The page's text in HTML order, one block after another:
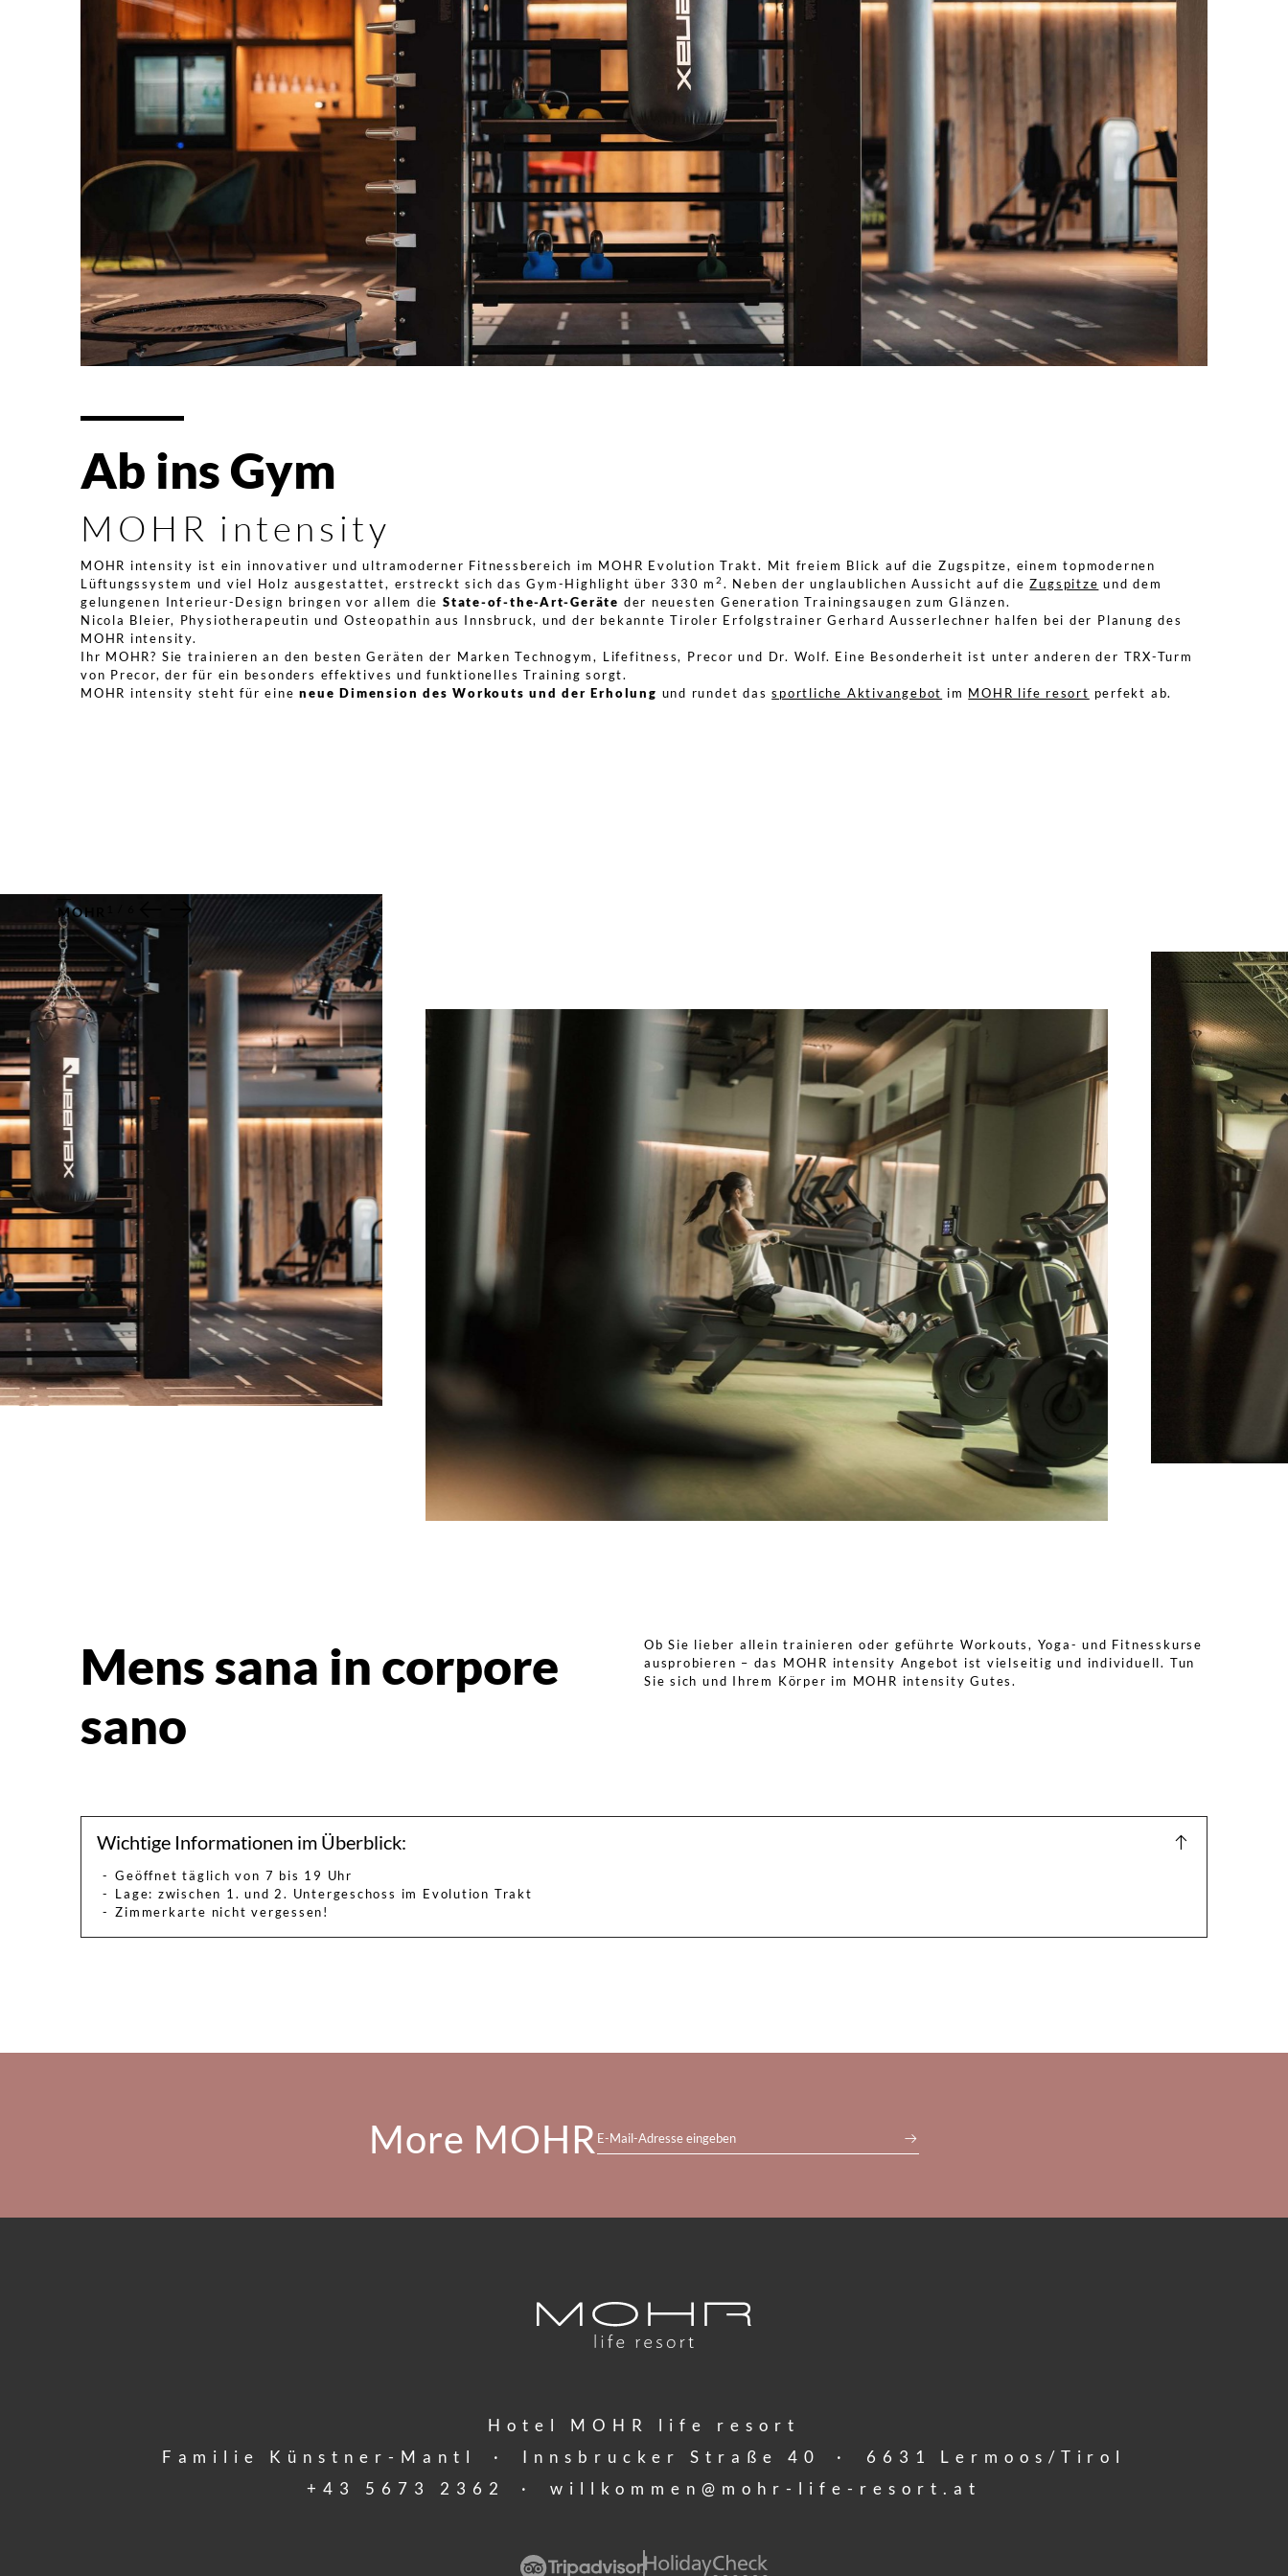
Ab ins Gym
MOHR intensity
MOHR intensity ist ein innovativer und ultramoderner Fitnessbereich im MOHR Evolution Trakt. Mit freiem Blick auf die Zugspitze, einem topmodernen
Lüftungssystem und viel Holz ausgestattet, erstreckt sich das Gym-Highlight über 330 m2. Neben der unglaublichen Aussicht auf dieZugspitze und dem
gelungenen Interieur-Design bringen vor allem die State-of-the-Art-Geräte der neuesten Generation Trainingsaugen zum Glänzen.
Nicola Bleier, Physiotherapeutin und Osteopathin aus Innsbruck, und der bekannte Tiroler Erfolgstrainer Gerhard Ausserlechner halfen bei der Planung des
MOHR intensity.
Ihr MOHR? Sie trainieren an den besten Geräten der Marken Technogym, Lifefitness, Precor und Dr. Wolf. Eine Besonderheit ist unter anderen der TRX-Turm
von Precor, der für ein besonders effektives und funktionelles Training sorgt.
MOHR intensity steht für eineneue Dimension des Workouts und der Erholung und rundet dassportliche Aktivangebot im MOHR life resort perfekt ab.
MOHR
Mens sana in corpore
sano
Ob Sie lieber allein trainieren oder geführte Workouts, Yoga- und Fitnesskurse
ausprobieren – das MOHR intensity Angebot ist vielseitig und individuell. Tun
Sie sich und Ihrem Körper im MOHR intensity Gutes.
Wichtige Informationen im Überblick:
Geöffnet täglich von 7 bis 19 Uhr
Lage: zwischen 1. und 2. Untergeschoss im Evolution Trakt
Zimmerkarte nicht vergessen!
More MOHR E-Mail-Adresse eingeben
Hotel MOHR life resort
Familie Künstner-Mantl
· Innsbrucker Straße 40 · 6631
Lermoos/Tirol
+43 5673 2362
· willkommen@ mohr-life-resort.at